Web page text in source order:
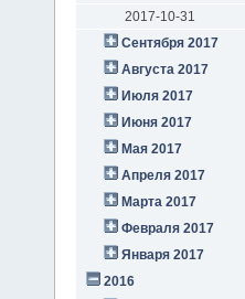
2017-10-31
Сентября 2017
Августа 2017
Июля 2017
Июня 2017
Мая 2017
Апреля 2017
Марта 2017
Февраля 2017
Января 2017
2016